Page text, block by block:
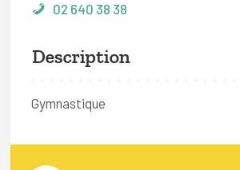
02 640 38 38
Description
Gymnastique